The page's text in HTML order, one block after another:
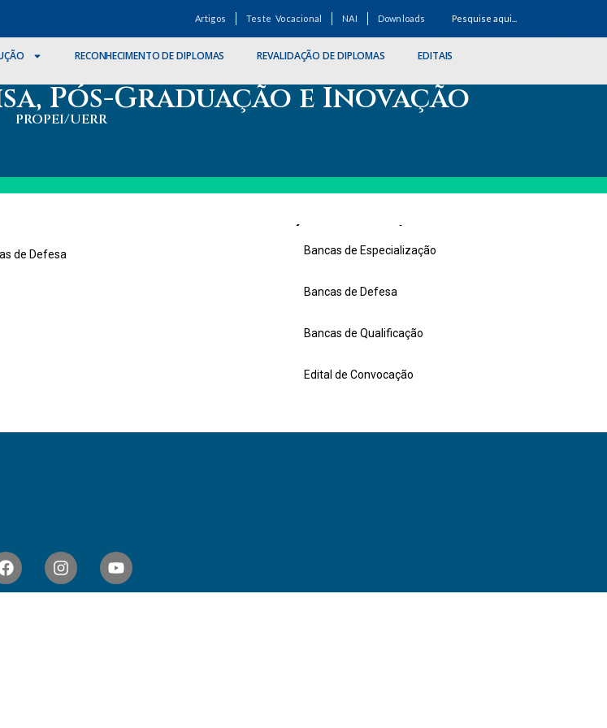
Artigos Teste Vocacional NAI Downloads
RECONHECIMENTO DE DIPLOMAS REVALIDAÇÃO DE DIPLOMAS EDITAIS
Pós-Graduação e Inovação
PROPEI/UERR
de Defesa Bancas de Especialização
Bancas de Defesa
Bancas de Qualificação
Edital de Convocação